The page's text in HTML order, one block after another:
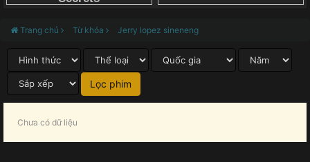
Trang chủ Từ khóa Jerry lopez sineneng
Chưa có dữ liệu